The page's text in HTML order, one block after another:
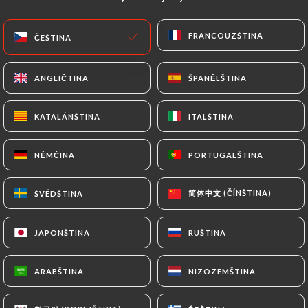
ČEŠTINA FRANCOUZŠTINA
ANGLIČTINA ŠPANĚLŠTINA
KATALÁNŠTINA ITALŠTINA
NĚMČINA PORTUGALŠTINA
ŠVÉDŠTINA 简体中文 (ČÍNŠTINA)
JAPONŠTINA RUŠTINA
ARABŠTINA NIZOZEMŠTINA
DOMŮ/KONTAKT
Kontakt
Chez Mademoiselle
ČEŠTINA FRANCOUZŠTINA
ANGLIČTINA ŠPANĚLŠTINA
KATALÁNŠTINA ITALŠTINA
NĚMČINA PORTUGALŠTINA
ŠVÉDŠTINA 简体中文 (ČÍNŠTINA)
JAPONŠTINA RUŠTINA
ARABŠTINA NIZOZEMŠTINA